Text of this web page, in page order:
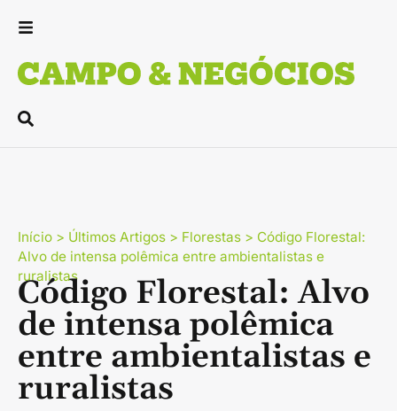
Início > Últimos Artigos > Florestas > Código Florestal:
Alvo de intensa polêmica entre ambientalistas e
ruralistas
Código Florestal: Alvo
de intensa polêmica
entre ambientalistas e
ruralistas